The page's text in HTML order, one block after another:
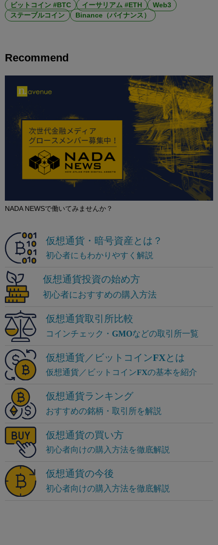
ビットコイン #BTC イーサリアム #ETH
Web3
ステーブルコイン
Binance（バイナンス）
Recommend
NADA NEWSで働いてみませんか？